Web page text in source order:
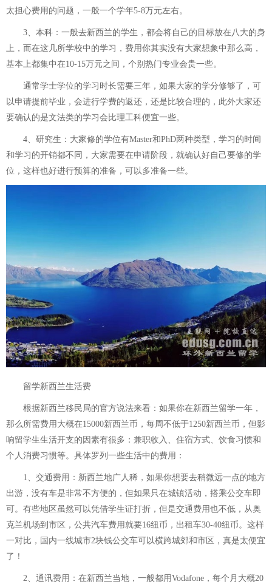
太担心费用的问题，一般一个学年5-8万元左右。
3、本科：一般去新西兰的学生，都会将自己的目标放在八大的身
上，而在这几所学校中的学习，费用你其实没有大家想象中那么高，
基本上都集中在10-15万元之间，个别热门专业会贵一些。
通常学士学位的学习时长需要三年，如果大家的学分修够了，可
以申请提前毕业，会进行学费的返还，还是比较合理的，此外大家还
要确认的是文法类的学习会比理工科便宜一些。
4、研究生：大家修的学位有Master和PhD两种类型，学习的时间
和学习的开销都不同，大家需要在申请阶段，就确认好自己要修的学
位，这样也好进行预算的准备，可以多准备一些。
留学新西兰生活费
根据新西兰移民局的官方说法来看：如果你在新西兰留学一年，
那么所需费用大概在15000新西兰币，每周不低于1250新西兰币，但影
响留学生生活开支的因素有很多：兼职收入、住宿方式、饮食习惯和
个人消费习惯等。具体罗列一些生活中的费用：
1、交通费用：新西兰地广人稀，如果你想要去稍微远一点的地方
出游，没有车是非常不方便的，但如果只在城镇活动，搭乘公交车即
可。有些地区虽然可以凭借学生证打折，但是交通费用也不低，从奥
克兰机场到市区，公共汽车费用就要16纽币，出租车30-40纽币。这样
一对比，国内一线城市2块钱公交车可以横跨城郊和市区，真是太便宜
了！
2、通讯费用：在新西兰当地，一般都用Vodafone，每个月大概20